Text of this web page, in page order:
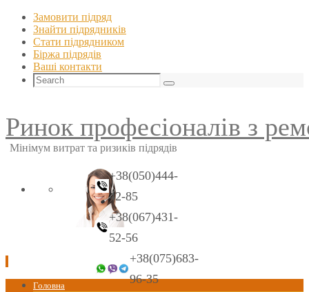
Замовити підряд
Знайти пiдрядникiв
Стати пiдрядником
Біржа підрядів
Ваші контакти
Search
for:
Search
Ринок професіоналів з
Мінімум витрат та ризиків підрядів
+38(050)444-
42-85
+38(067)431-
52-56
+38(075)683-
96-35
Skip
Головна